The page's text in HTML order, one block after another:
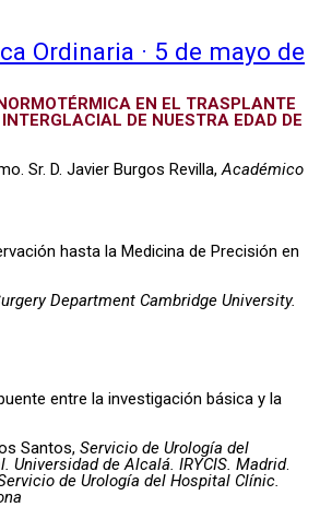
Ordinaria · 5 de mayo de
EN EL TRASPLANTE
DE NUESTRA EDAD DE
Sr. D. Javier Burgos Revilla,Académico
hasta la Medicina de Precisión en
Department Cambridge University.
entre la investigación básica y la
Santos, Servicio de Urología del
Universidad de Alcalá. IRYCIS. Madrid.
de Urología del Hospital Clínic.